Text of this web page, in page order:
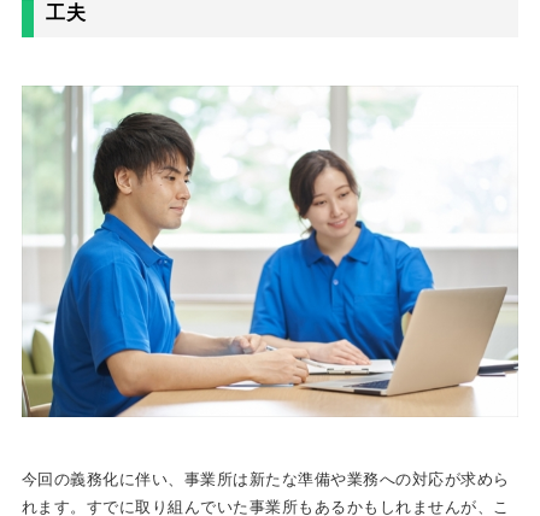
工夫
今回の義務化に伴い、事業所は新たな準備や業務への対応が求めら
れます。すでに取り組んでいた事業所もあるかもしれませんが、こ